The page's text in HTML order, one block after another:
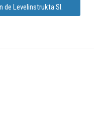
de Levelinstrukta Sl.